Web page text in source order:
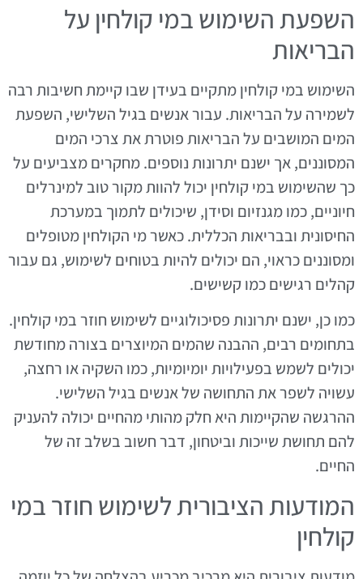
השפעת השימוש במי קולחין על
הבריאות
השימוש במי קולחין מתקיים בעידן שבו קיימת חשיבות רבה
לשמירה על הבריאות. עבור אנשים בגיל השלישי, השפעת
המים המושבים על הבריאות פוטרת את צרכי המים
המסוננים, אך ישנם יתרונות נוספים. מחקרים מצביעים על
כך שהשימוש במי קולחין יכול להוות מקור טוב למינרלים
חיוניים, כמו מגנזיום וסידן, שיכולים לתמוך במערכת
החיסונית ובבריאות הכללית. כאשר מי הקולחין מטופלים
ומסוננים כראוי, הם יכולים להיות בטוחים לשימוש, גם עבור
קהלים רגישים כמו קשישים.
כמו כן, ישנם יתרונות פסיכולוגיים לשימוש חוזר במי קולחין.
בתחומים רבים, ההבנה שהמים המיוצרים בצורה מחודשת
יכולים לשמש בפעילויות יומיומיות, כמו השקיה או רחצה,
עשויה לשפר את התחושה של אנשים בגיל השלישי.
ההרגשה שהקיימות היא חלק מהותי מהחיים יכולה להעניק
להם תחושת שייכות וביטחון, דבר חשוב בשלב זה של
החיים.
המודעות הציבורית לשימוש חוזר במי
קולחין